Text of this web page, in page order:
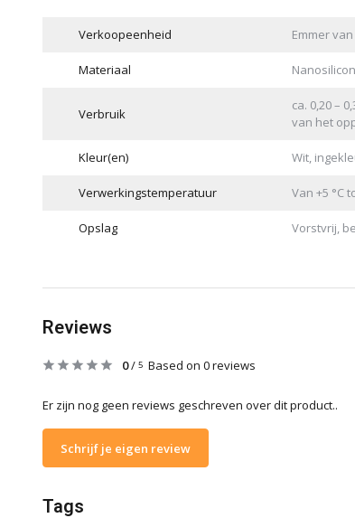
Verkoopeenheid Emmer van
Materiaal
Verbruik
ca. 0,20 –
van het
Kleur(en) Wit,
Verwerkingstemperatuur Van +5 °C
Opslag Vorstvrij,
Reviews
0/ 5 Based on 0 reviews
Er zijn nog geen reviews geschreven over dit product..
Schrijf je eigen review
Tags